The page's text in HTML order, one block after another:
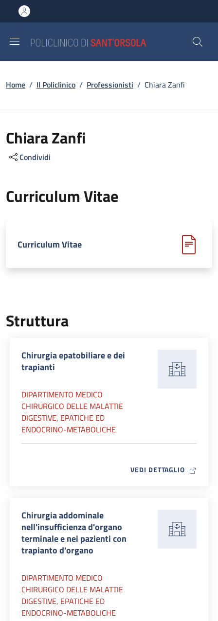
al contenuto principale
to footer content
Briciole di pane
Home / Il Policlinico / Professionisti / Chiara Zanfi
Chiara Zanfi
Condividi
Curriculum Vitae
Curriculum Vitae
Struttura
Chirurgia epatobiliare e dei
trapianti
DIPARTIMENTO MEDICO
CHIRURGICO DELLE MALATTIE
DIGESTIVE, EPATICHE ED
ENDOCRINO-METABOLICHE
VEDI DETTAGLIO MAP ICON
Chirurgia addominale
nell'insufficienza d'organo
terminale e nei pazienti con
trapianto d'organo
DIPARTIMENTO MEDICO
CHIRURGICO DELLE MALATTIE
DIGESTIVE, EPATICHE ED
ENDOCRINO-METABOLICHE